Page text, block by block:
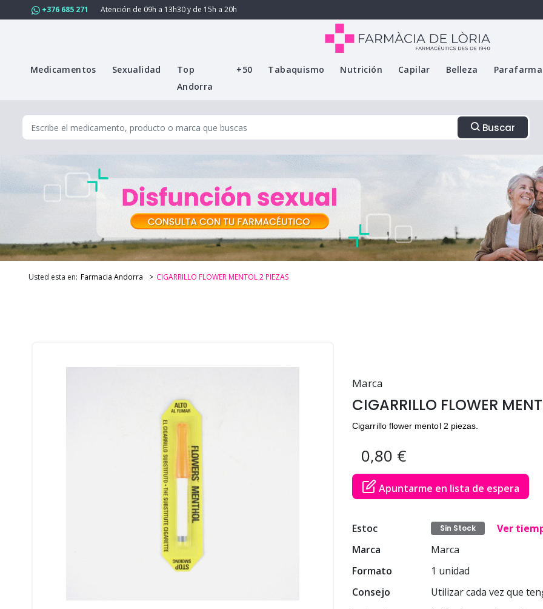
+376 685 271 Atención de 09h a 13h30 y de 15h a 20h
Medicamentos Sexualidad
Top
Andorra
+50 Tabaquismo Nutrición Capilar Belleza
Buscar
Usted esta en: Farmacia Andorra CIGARRILLO FLOWER MENTOL 2 PIEZAS
Marca
CIGARRILLO FLOWER
Cigarrillo flower mentol 2 piezas.
0,80 €
Apuntarme en lista de espera
Estoc Sin Stock
Ver
Marca
Marca
Formato
1 unidad
Consejo
Utilizar cada vez que